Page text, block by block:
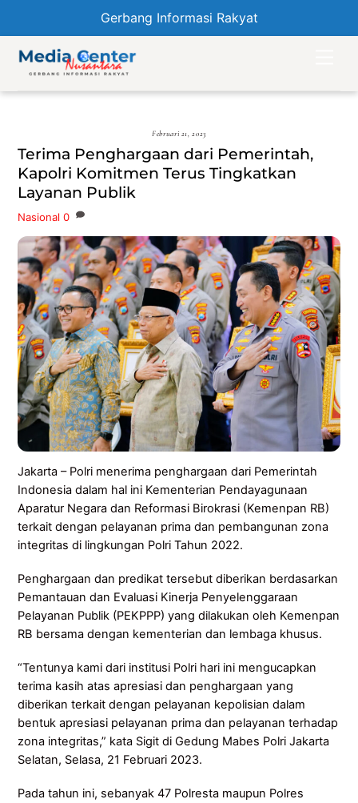
Gerbang Informasi Rakyat
content
Februari 21, 2023
Terima Penghargaan dari Pemerintah,
Kapolri Komitmen Terus Tingkatkan
Layanan Publik
Nasional 0
Jakarta – Polri menerima penghargaan dari Pemerintah
Indonesia dalam hal ini Kementerian Pendayagunaan
Aparatur Negara dan Reformasi Birokrasi (Kemenpan RB)
terkait dengan pelayanan prima dan pembangunan zona
integritas di lingkungan Polri Tahun 2022.
Penghargaan dan predikat tersebut diberikan berdasarkan
Pemantauan dan Evaluasi Kinerja Penyelenggaraan
Pelayanan Publik (PEKPPP) yang dilakukan oleh Kemenpan
RB bersama dengan kementerian dan lembaga khusus.
“Tentunya kami dari institusi Polri hari ini mengucapkan
terima kasih atas apresiasi dan penghargaan yang
diberikan terkait dengan pelayanan kepolisian dalam
bentuk apresiasi pelayanan prima dan pelayanan terhadap
zona integritas,” kata Sigit di Gedung Mabes Polri Jakarta
Selatan, Selasa, 21 Februari 2023.
Pada tahun ini, sebanyak 47 Polresta maupun Polres